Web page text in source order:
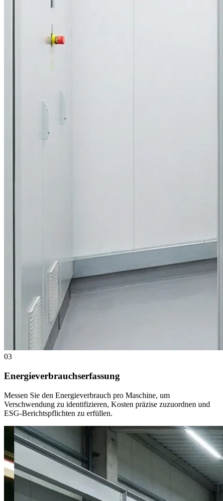
03
Energieverbrauchserfassung
Messen Sie den Energieverbrauch pro Maschine, um
Verschwendung zu identifizieren, Kosten präzise zuzuordnen und
ESG-Berichtspflichten zu erfüllen.